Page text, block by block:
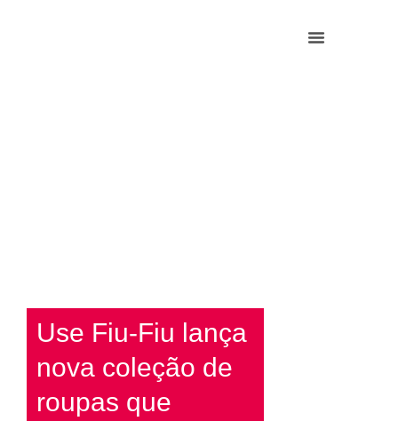
Use Fiu-Fiu lança
nova coleção de
roupas que